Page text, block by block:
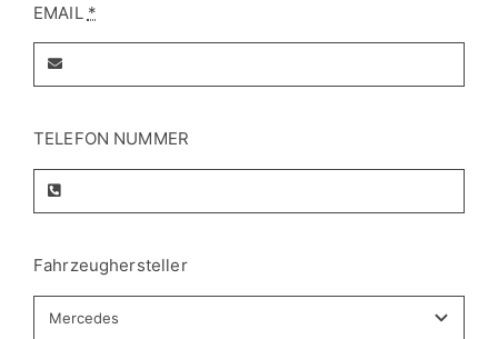
EMAIL *
TELEFON NUMMER
Fahrzeughersteller